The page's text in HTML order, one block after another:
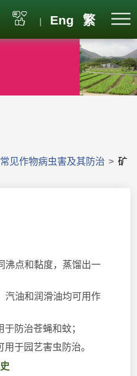
| Eng 繁
常见作物病虫害及其防治 > 矿
沸点和黏度，蒸馏出一
汽油和润滑油均可用作
防治苍蝇和蚊；
于园艺害虫防治。